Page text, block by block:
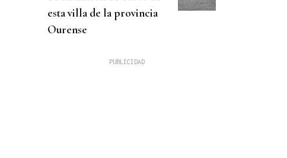
esta villa de la provincia
Ourense